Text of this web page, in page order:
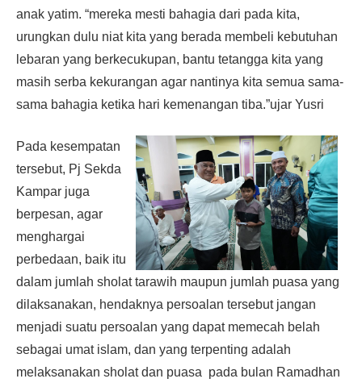
anak yatim. “mereka mesti bahagia dari pada kita,
urungkan dulu niat kita yang berada membeli kebutuhan
lebaran yang berkecukupan, bantu tetangga kita yang
masih serba kekurangan agar nantinya kita semua sama-
sama bahagia ketika hari kemenangan tiba.”ujar Yusri
Pada kesempatan
tersebut, Pj Sekda
Kampar juga
berpesan, agar
menghargai
perbedaan, baik itu
dalam jumlah sholat tarawih maupun jumlah puasa yang
dilaksanakan, hendaknya persoalan tersebut jangan
menjadi suatu persoalan yang dapat memecah belah
sebagai umat islam, dan yang terpenting adalah
melaksanakan sholat dan puasa pada bulan Ramadhan